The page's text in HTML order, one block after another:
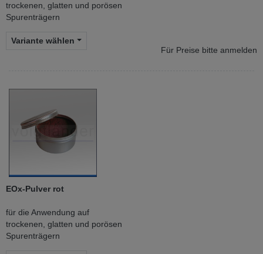
trockenen, glatten und porösen
Spurenträgern
Variante wählen
Für Preise bitte anmelden
EOx-Pulver rot
für die Anwendung auf
trockenen, glatten und porösen
Spurenträgern